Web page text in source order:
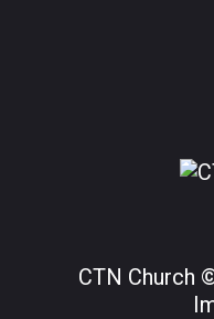
CTN Church